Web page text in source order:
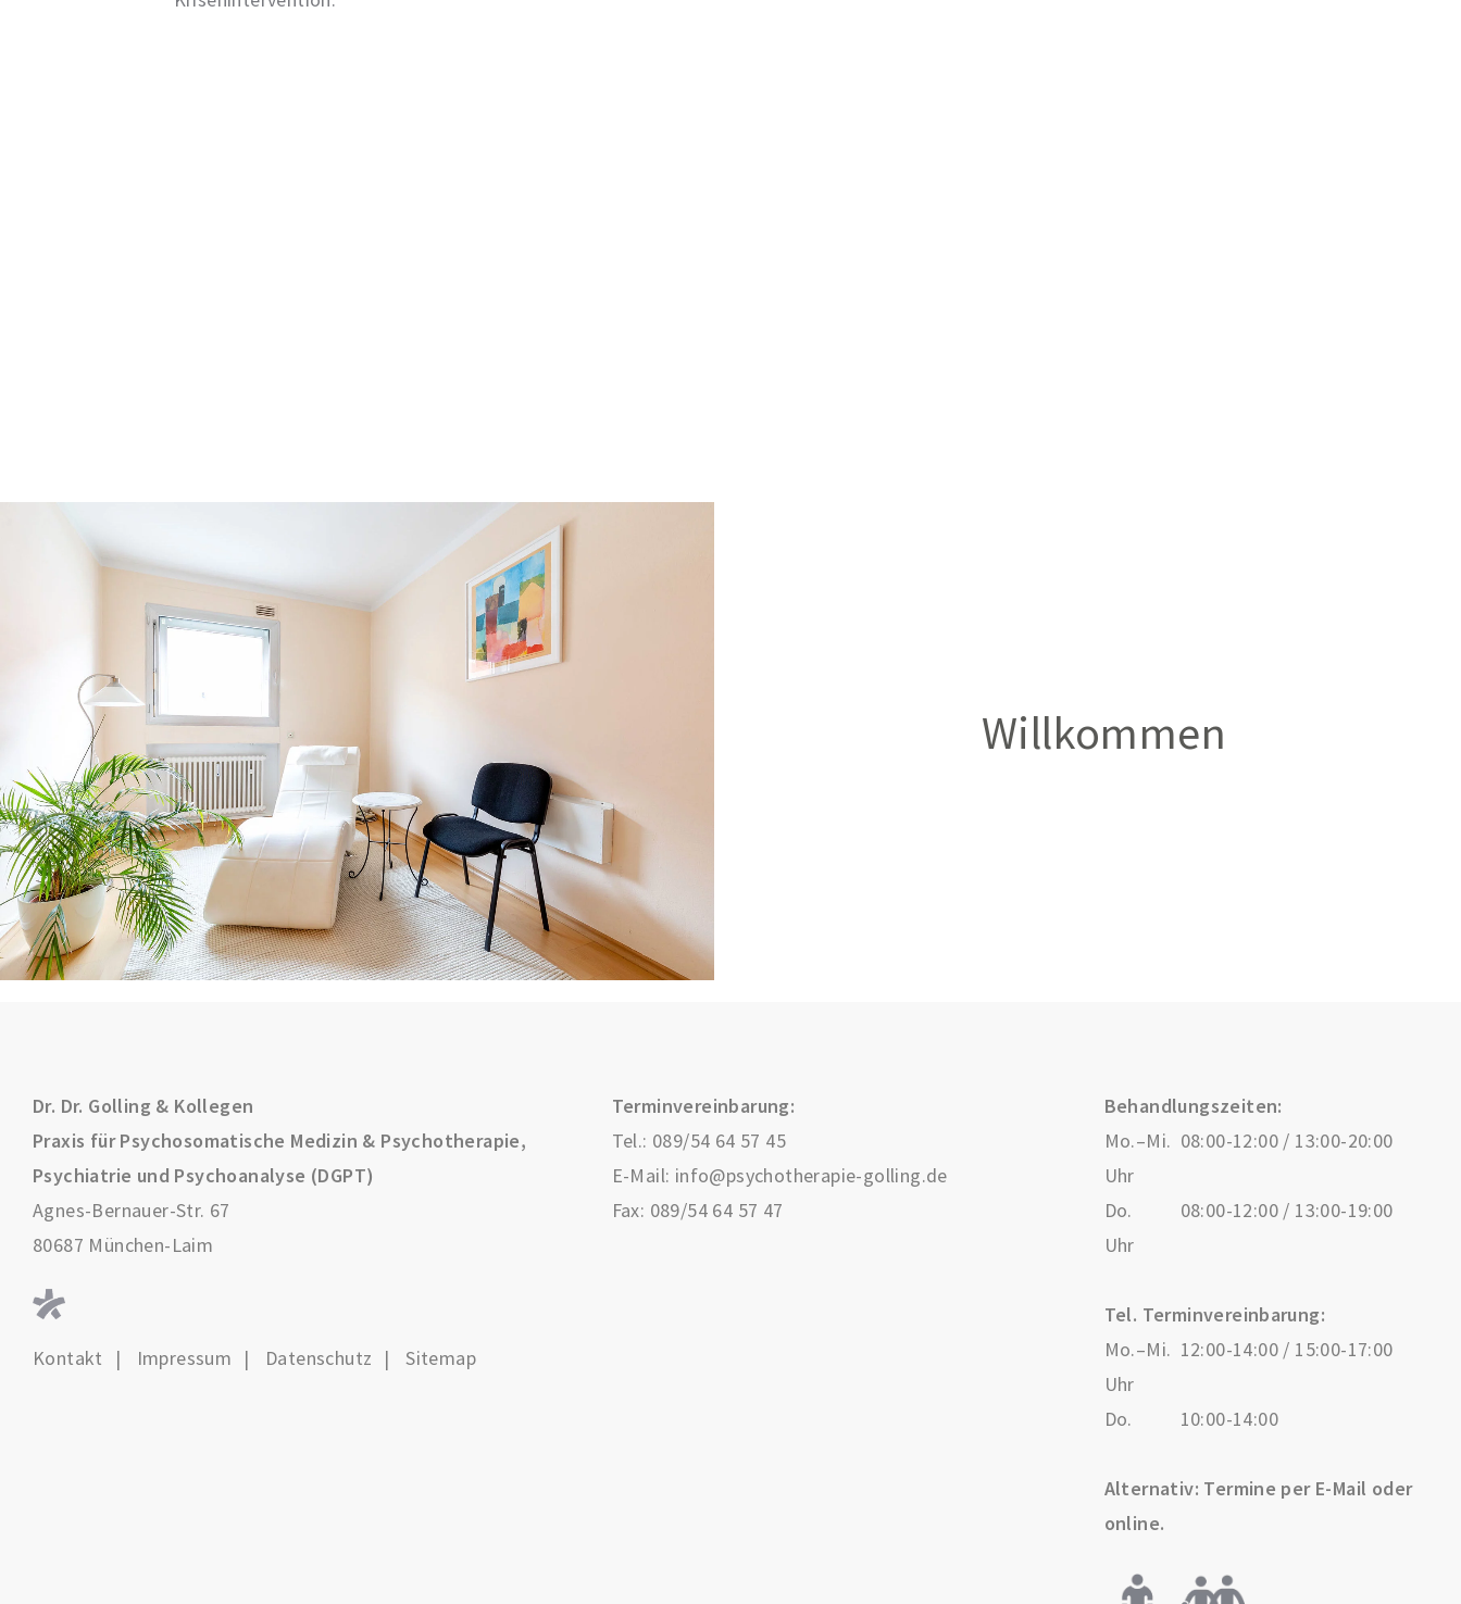
Willkommen
Dr. Dr. Golling & Kollegen
Praxis für Psychosomatische Medizin & Psychotherapie,
Psychiatrie und Psychoanalyse (DGPT)
Agnes-Bernauer-Str. 67
80687 München-Laim
Kontakt Impressum Datenschutz Sitemap
Terminvereinbarung:
Tel.: 089/54 64 57 45
E-Mail: info@psychotherapie-golling.de
Fax: 089/54 64 57 47
Behandlungszeiten:
Mo.–Mi. 08:00-12:00 / 13:00-20:00
Uhr
Do.
08:00-12:00 / 13:00-19:00
Uhr
Tel. Terminvereinbarung:
Mo.–Mi. 12:00-14:00 / 15:00-17:00
Uhr
Do.
10:00-14:00
Alternativ: Termine per E-Mail oder
online.